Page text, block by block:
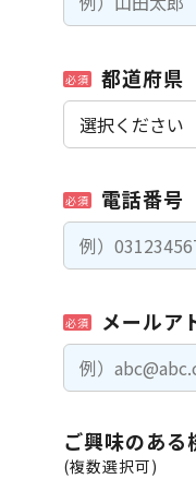
必須 都道府県
必須 電話番号
必須 メールア
ご興味のある
(複数選択可)